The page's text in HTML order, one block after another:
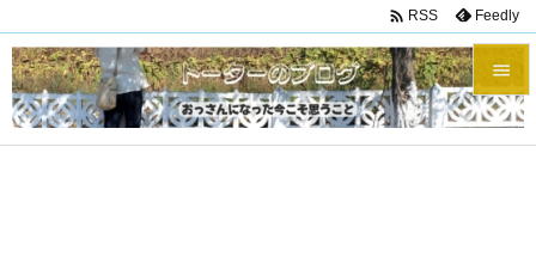


メニュ
 RSS Feedly